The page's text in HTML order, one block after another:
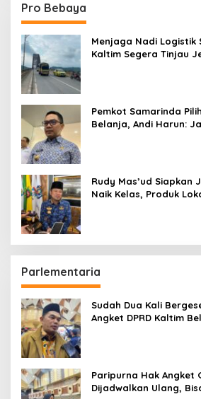
Pro Bebaya
Menjaga Nadi Logistik
Kaltim Segera Tinjau
Pemkot Samarinda
Belanja, Andi Harun:
Rudy Mas’ud Siapkan
Naik Kelas, Produk
Parlementaria
Sudah Dua Kali
Angket DPRD Kaltim
Paripurna Hak Angket
Dijadwalkan Ulang,